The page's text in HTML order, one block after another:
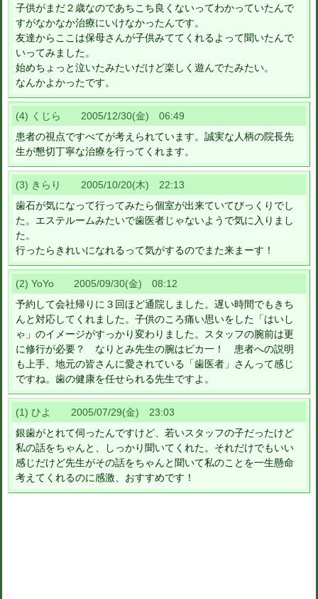
子供がまだ２歳なのであちこち良くないってわかっていたんで
すがなかなか治療にいけなかったんです。
友達からここは保母さんが子供みててくれるよって聞いたんで
いってみました。
始めちょっと泣いたみたいだけど楽しく遊んでたみたい。
なんかよかったです。
(4) くじら 2005/12/30(金) 06:49
患者の視点ですべてが考えられています。誠実な人柄の院長先
生が懇切丁寧な治療を行ってくれます。
(3) きらり 2005/10/20(木) 22:13
歯石が気になって行ってみたら個室が出来ていてびっくりでし
た。エステルームみたいで歯医者じゃないようで気に入りまし
た。
行ったらきれいになれるって気がするのでまた来まーす！
(2) YoYo 2005/09/30(金) 08:12
予約して会社帰りに３回ほど通院しました。遅い時間でもきち
んと対応してくれました。子供のころ痛い思いをした「はいし
ゃ」のイメージがすっかり変わりました。スタッフの腕前は更
に修行が必要？ なりとみ先生の腕はピカ一！ 患者への説明
も上手、地元の皆さんに愛されている「歯医者」さんって感じ
ですね。歯の健康を任せられる先生ですよ。
(1) ひよ 2005/07/29(金) 23:03
銀歯がとれて伺ったんですけど、若いスタッフの子だったけど
私の話をちゃんと、しっかり聞いてくれた。それだけでもいい
感じだけど先生がその話をちゃんと聞いて私のことを一生懸命
考えてくれるのに感激、おすすめです！